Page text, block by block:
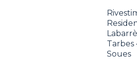
Tarbes
Soues